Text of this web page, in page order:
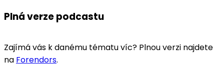
Plná verze podcastu
Zajímá vás k danému tématu víc? Plnou verzi najdete
na Forendors.